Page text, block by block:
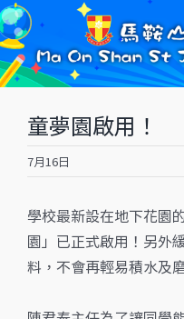
Skip
to
content
童夢園啟用！
7月16日
學校最新設在地下花園
園」已正式啟用！另外
料，不會再輕易積水及